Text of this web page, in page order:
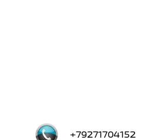
+79271704152